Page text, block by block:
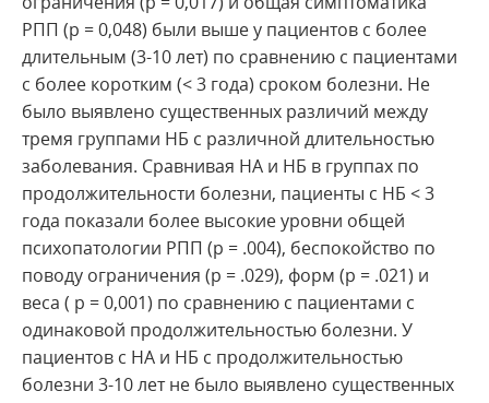
РПП (р = 0,048) были выше у пациентов с более
длительным (3-10 лет) по сравнению с пациентами
с более коротким (< 3 года) сроком болезни. Не
было выявлено существенных различий между
тремя группами НБ с различной длительностью
заболевания. Сравнивая НА и НБ в группах по
продолжительности болезни, пациенты с НБ < 3
года показали более высокие уровни общей
психопатологии РПП (p = .004), беспокойство по
поводу ограничения (p = .029), форм (p = .021) и
веса ( р = 0,001) по сравнению с пациентами с
одинаковой продолжительностью болезни. У
пациентов с НА и НБ с продолжительностью
болезни 3-10 лет не было выявлено существенных